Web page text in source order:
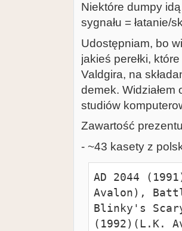
Niektóre dumpy
sygnału = łatanie/
Udostępniam, bo
jakieś perełki,
Valdgira, na
demek.
studiów
Zawartość
- ~43 kasety z
AD 2044
Avalon),
Blinky's
(1992)(L.K.